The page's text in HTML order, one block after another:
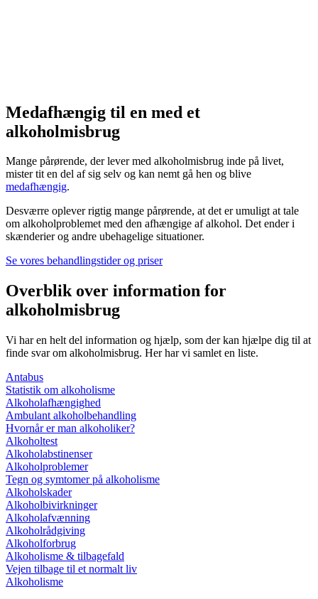
Medafhængig til en med et
alkoholmisbrug
Mange pårørende, der lever med alkoholmisbrug inde på livet,
mister tit en del af sig selv og kan nemt gå hen og blive
medafhængig.
Desværre oplever rigtig mange pårørende, at det er umuligt at tale
om alkoholproblemet med den afhængige af alkohol. Det ender i
skænderier og andre ubehagelige situationer.
Se vores behandlingstider og priser
Overblik over information for
alkoholmisbrug
Vi har en helt del information og hjælp, som der kan hjælpe dig til at
finde svar om alkoholmisbrug. Her har vi samlet en liste.
Antabus
Statistik om alkoholisme
Alkoholafhængighed
Ambulant alkoholbehandling
Hvornår er man alkoholiker?
Alkoholtest
Alkoholabstinenser
Alkoholproblemer
Tegn og symtomer på alkoholisme
Alkoholskader
Alkoholbivirkninger
Alkoholafvænning
Alkoholrådgiving
Alkoholforbrug
Alkoholisme & tilbagefald
Vejen tilbage til et normalt liv
Alkoholisme